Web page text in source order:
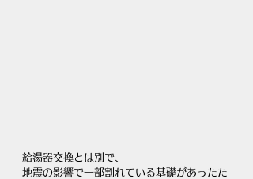
給湯器交換とは別で、
地震の影響で一部割れている基礎があったた